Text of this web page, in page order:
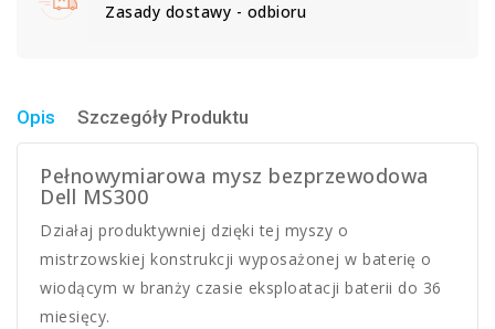
Zasady dostawy - odbioru
Opis Szczegóły Produktu
Pełnowymiarowa mysz bezprzewodowa
Dell MS300
Działaj produktywniej dzięki tej myszy o
mistrzowskiej konstrukcji wyposażonej w baterię o
wiodącym w branży czasie eksploatacji baterii do 36
miesięcy.